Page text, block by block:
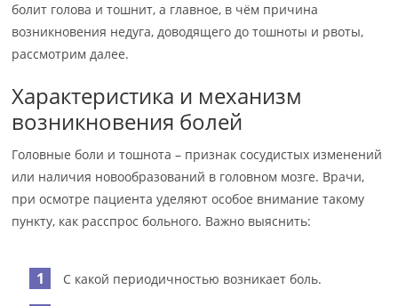
болит голова и тошнит, а главное, в чём причина
возникновения недуга, доводящего до тошноты и рвоты,
рассмотрим далее.
Характеристика и механизм
возникновения болей
Головные боли и тошнота – признак сосудистых изменений
или наличия новообразований в головном мозге. Врачи,
при осмотре пациента уделяют особое внимание такому
пункту, как расспрос больного. Важно выяснить:
С какой периодичностью возникает боль.